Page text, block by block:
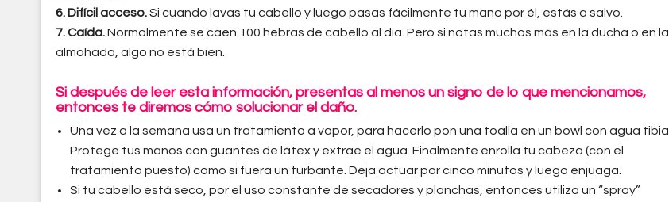
6. Difícil acceso.Si cuando lavas tu cabello y luego pasas fácilmente tu mano por él, estás a salvo.
7. Caída.Normalmente se caen 100 hebras de cabello al día. Pero si notas muchos más en la ducha o en la
almohada, algo no está bien.
Si después de leer esta información, presentas al menos un signo de lo que mencionamos,
entonces te diremos cómo solucionar el daño.
Una vez a la semana usa un tratamiento a vapor, para hacerlo pon una toalla en un bowl con agua tibia.
Protege tus manos con guantes de látex y extrae el agua. Finalmente enrolla tu cabeza (con el
tratamiento puesto) como si fuera un turbante. Deja actuar por cinco minutos y luego enjuaga.
Si tu cabello está seco, por el uso constante de secadores y planchas, entonces utiliza un “spray”